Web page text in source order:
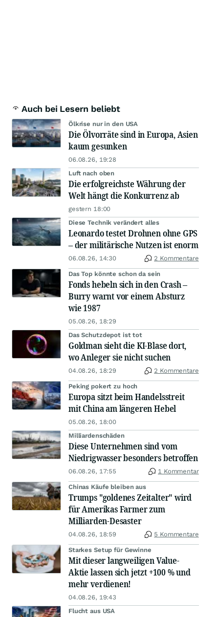
Auch bei Lesern beliebt
Ölkrise nur in den USA
Die Ölvorräte sind in Europa, Asien
kaum gesunken
06.08.26, 19:28
Luft nach oben
Die erfolgreichste Währung der
Welt hängt die Konkurrenz ab
gestern 18:00
Diese Technik verändert alles
Leonardo testet Drohnen ohne GPS
– der militärische Nutzen ist enorm
06.08.26, 14:30 2 Kommentare
Das Top könnte schon da sein
Fonds hebeln sich in den Crash –
Burry warnt vor einem Absturz
wie 1987
05.08.26, 18:29
Das Schutzdepot ist tot
Goldman sieht die KI-Blase dort,
wo Anleger sie nicht suchen
04.08.26, 18:29 2 Kommentare
Peking pokert zu hoch
Europa sitzt beim Handelsstreit
mit China am längeren Hebel
05.08.26, 18:00
Milliardenschäden
Diese Unternehmen sind vom
Niedrigwasser besonders betroffen
06.08.26, 17:55 1 Kommentar
Chinas Käufe bleiben aus
Trumps "goldenes Zeitalter" wird
für Amerikas Farmer zum
Milliarden-Desaster
04.08.26, 18:59 5 Kommentare
Starkes Setup für Gewinne
Mit dieser langweiligen Value-
Aktie lassen sich jetzt +100 % und
mehr verdienen!
04.08.26, 19:43
Flucht aus USA